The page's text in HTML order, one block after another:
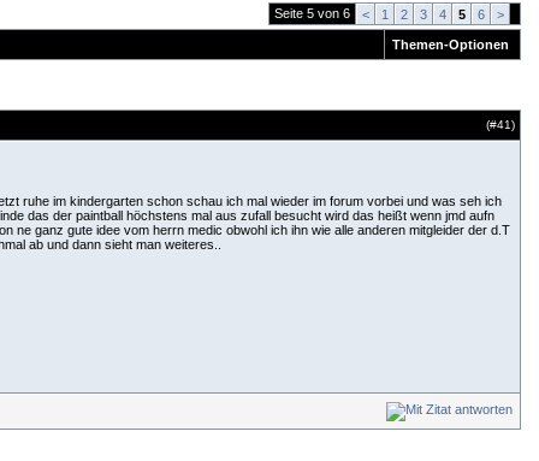
Seite 5 von 6 < 1 2 3 4 5 6 >
Themen-Optionen
(#41)
ruhe im kindergarten schon schau ich mal wieder im forum vorbei und was seh ich
das der paintball höchstens mal aus zufall besucht wird das heißt wenn jmd aufn
ne ganz gute idee vom herrn medic obwohl ich ihn wie alle anderen mitgleider der d.T
ab und dann sieht man weiteres..